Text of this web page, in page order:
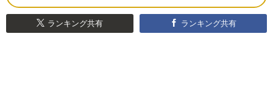
ランキング共有 ランキング共有